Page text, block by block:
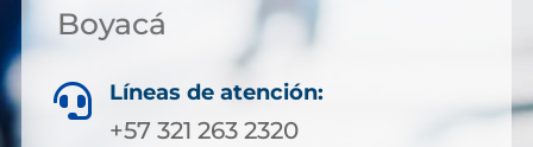
Boyacá
 Líneas de atención:
+57 321 263 2320